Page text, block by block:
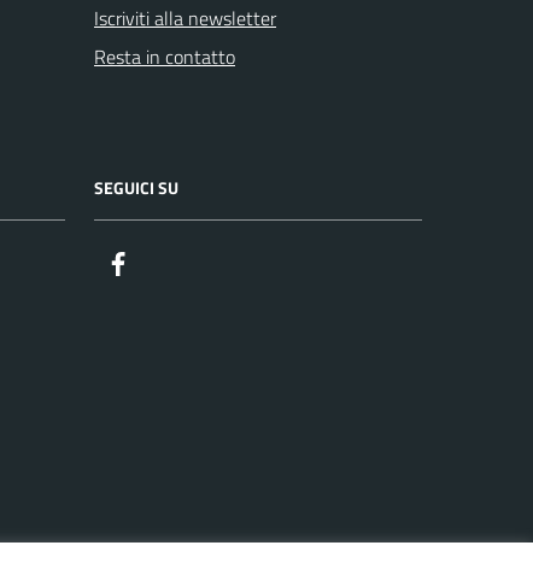
Iscriviti alla newsletter
Resta in contatto
SEGUICI SU